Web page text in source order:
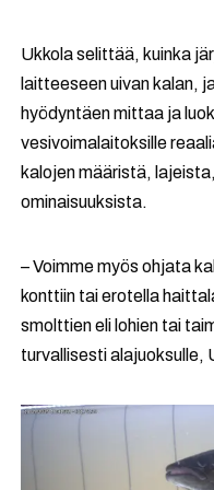
Ukkola selittää, kuinka
laitteeseen uivan kalan,
hyödyntäen mittaa ja
vesivoimalaitoksille
kalojen määristä,
ominaisuuksista.
– Voimme myös ohjata
konttiin tai erotella
smolttien eli lohien tai
turvallisesti alajuoksulle,